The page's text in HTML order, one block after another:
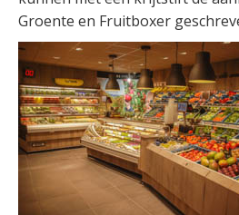
Groente en Fruitboxer